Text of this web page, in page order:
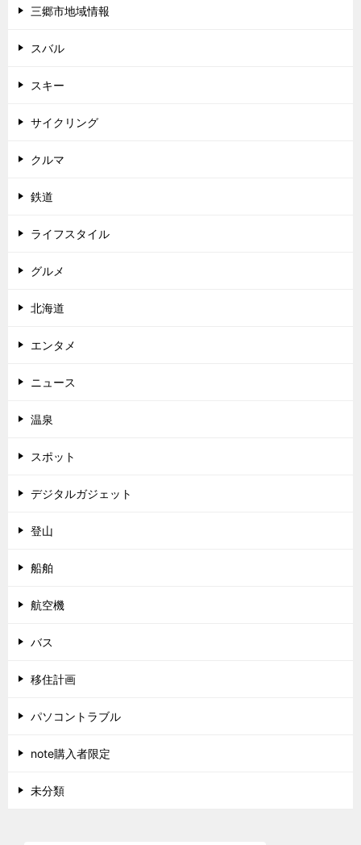
三郷市地域情報
スバル
スキー
サイクリング
クルマ
鉄道
ライフスタイル
グルメ
北海道
エンタメ
ニュース
温泉
スポット
デジタルガジェット
登山
船舶
航空機
バス
移住計画
パソコントラブル
note購入者限定
未分類